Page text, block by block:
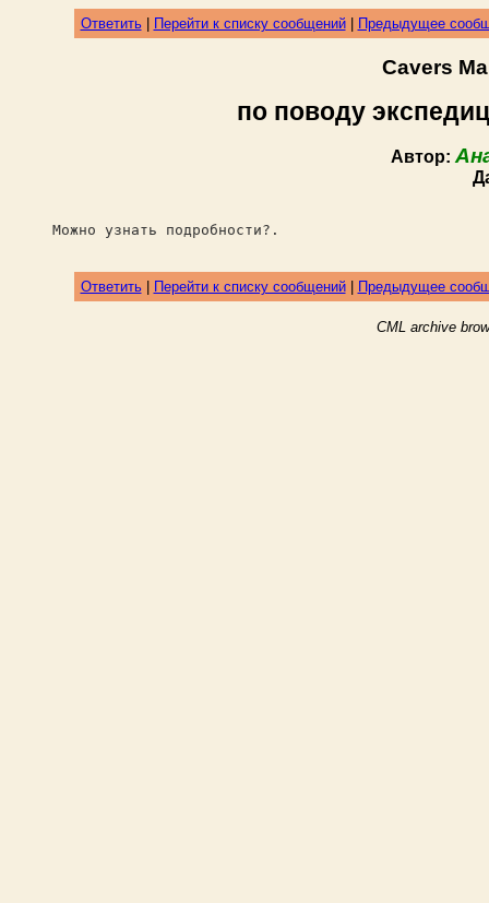
Ответить| Перейти к списку сообщений| Предыдущее
Cavers
по поводу
Автор:
Можно узнать подробности?.
Ответить| Перейти к списку сообщений| Предыдущее
CML archive